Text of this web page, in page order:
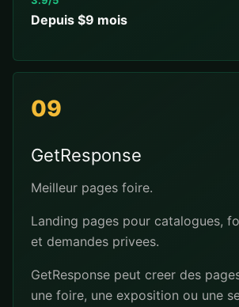
Depuis $9 mois
09
GetResponse
Meilleur pages foire.
Landing pages pour catalogues,
et demandes privees.
GetResponse peut creer des
une foire, une exposition ou une